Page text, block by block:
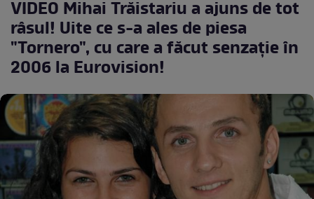
VIDEO Mihai Trăistariu a ajuns de tot
râsul! Uite ce s-a ales de piesa
"Tornero", cu care a făcut senzaţie în
2006 la Eurovision!